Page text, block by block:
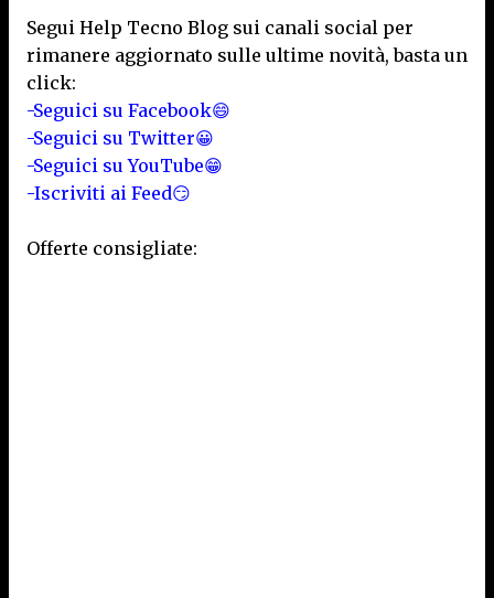
Segui Help Tecno Blog sui canali social per
rimanere aggiornato sulle ultime novità, basta un
click:
-Seguici su Facebook😄
-Seguici su Twitter😀
-Seguici su YouTube😁
-Iscriviti ai Feed😏
Offerte consigliate: